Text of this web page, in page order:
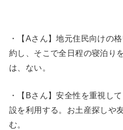
・【Aさん】地元住民向けの
約し、そこで全日程の寝泊り
は、ない。
・【Bさん】安全性を重視し
設を利用する。お土産探しや
む。